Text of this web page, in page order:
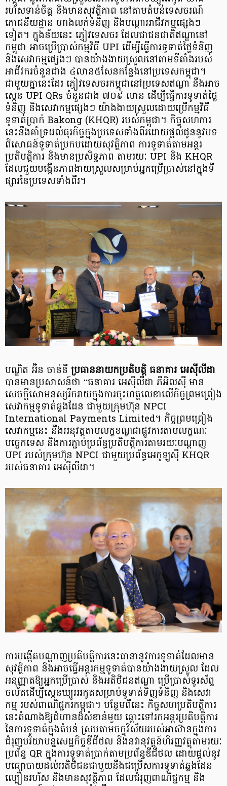
រហ័សទាន់ចិត្ត និងមានសុវត្ថិភាព នៅតាមតំបន់ទេសចរណ៍
ភោជនីយដ្ឋាន ហាងលក់ទំនិញ និងបណ្តាអាជីវកម្មផ្សេងៗ
ទៀត។ ក្នុងន័យនេះ ភ្ញៀវទេសចរ ដែលជាជនជាតិឥណ្ឌានៅ
កម្ពុជា អាចប្រើប្រាស់កម្មវិធី UPI ដើម្បីធ្វើការទូទាត់ថ្លៃទំនិញ
និងសេវាកម្មផ្សេងៗ បានយ៉ាងងាយស្រួលនៅតាមទីតាំងរបស់
អាជីវករចំនួនជាង ៤លាន៥សែនកន្លែង​នៅប្រទេសកម្ពុជា។
ជាមួយគ្នានេះដែរ ភ្ញៀវទេសចរកម្ពុជានៅប្រទេសឥណ្ឌា នឹងអាច
ស្កេន UPI QRs ចំនួនជាង ៧០៩ លាន ដើម្បីធ្វើការទូទាត់ថ្លៃ
ទំនិញ និងសេវាកម្មផ្សេងៗ យ៉ាងងាយស្រួលដោយប្រើកម្មវិធី
ទូទាត់ប្រាក់ Bakong (KHQR) របស់កម្ពុជា។ កិច្ចសហការ
នេះ​នឹងគាំទ្រដល់ធុរកិច្ចក្នុងប្រទេសទាំងពីរដោយផ្តល់ជូននូវបទ
ពិសោធន៍ទូទាត់ប្រកបដោយសុវត្ថិភាព ការទូទាត់តាម​អន្តរ
ប្រតិបត្តិការ និងមានប្រសិទ្ធភាព តាមរយៈ UPI និង KHQR
ដែលជួយបង្កើនភាពងាយស្រួល​សម្រាប់​អ្នកប្រើប្រាស់​នៅក្នុងទី
ផ្សារ​នៃប្រទេសទាំងពីរ។
បណ្ឌិត អ៊ិន ចាន់នី ប្រធាន​នាយក​ប្រតិបត្តិ ធនាគារ អេស៊ីលីដា
បានមានប្រសាសន៍ថា “ធនាគារ អេស៊ីលីដា ភីអិលស៊ី មាន
សេចក្តីសោមនស្សរីករាយក្នុងការចុះហត្ថលេខាលើកិច្ចព្រមព្រៀង
សេវាកម្មទូទាត់ឆ្លងដែន ជាមួយក្រុមហ៊ុន NPCI
International Payments Limited។ កិច្ចព្រមព្រៀង
សេវាកម្មនេះ នឹងអនុវត្តតាមលក្ខខណ្ឌជាផ្លូវការតាមលក្ខណៈ
បច្ចេកទេស និងការភ្ជាប់ប្រព័ន្ធ​ប្រតិបត្តិការ​តាមរយៈបណ្តាញ
UPI របស់ក្រុមហ៊ុន NPCI ជាមួយប្រព័ន្ធអេកូឡូស៊ី KHQR
របស់ធនាគារ អេស៊ីលីដា។
ការបង្កើតបណ្តាញប្រតិបត្តិការនេះធានានូវការទូទាត់ដែលមាន
សុវត្ថិភាព និងអាចធ្វើអន្តរកម្មទូទាត់បានយ៉ាងងាយស្រួល ដែល
អនុញ្ញាតឱ្យអ្នកប្រើប្រាស់ និងអតិថិជនឥណ្ឌា ប្រើប្រាស់ទូរស័ព្ទ
ចល័តដើម្បីស្កេនឃ្យូអរកូតសម្រាប់​ទូទាត់ទិញទំនិញ និងសេវា
កម្ម របស់ពាណិជ្ជករកម្ពុជា។ បន្ថែមពីនេះ កិច្ចសហប្រតិបត្តិការ
នេះតំណាងឱ្យជំហានដ៏សំខាន់មួយ ឆ្ពោះទៅរកអន្តរប្រតិបត្តិការ
នៃការទូទាត់ក្នុងតំបន់ ស្របតាមចក្ខុវិស័យរបស់អាស៊ានក្នុងការ
ជំរុញបរិយាបន្នសេដ្ឋកិច្ចឌីជីថល និងនវានុវត្តន៍ហិរញ្ញវត្ថុតាមរយៈ
ប្រព័ន្ធ QR ក្នុងការទូទាត់ប្រាក់តាមប្រព័ន្ធឌីជីថល ដោយផ្តល់នូវ
មធ្យោបាយ​ដល់អតិថិជនជាមួយនឹង​ជម្រើសការទូទាត់ឆ្លងដែន
ល្បឿនរហ័ស និងមានសុវត្ថិភាព ដែលជំរុញពាណិជ្ជកម្ម និង